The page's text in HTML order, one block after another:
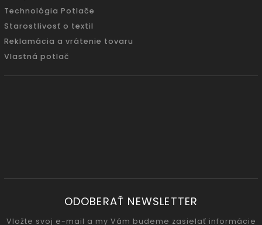
Technológia Potlače
Starostlivosť o textil
Reklamácia a vrátenie tovaru
Vlastná potlač
ODOBERAŤ NEWSLETTER
Vložte svoj e-mail a my Vám budeme zasielať informácie